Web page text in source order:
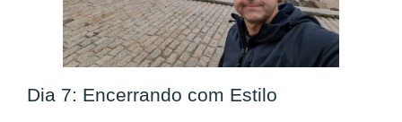
Dia 7: Encerrando com Estilo